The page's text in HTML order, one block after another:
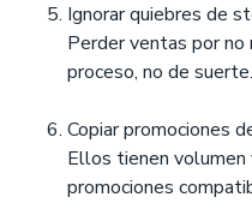
Ignorar quiebres de
Perder ventas por
proceso, no de suerte.
Copiar promociones
Ellos tienen volumen
promociones